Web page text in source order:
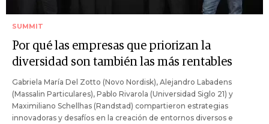
SUMMIT
Por qué las empresas que priorizan la
diversidad son también las más rentables
Gabriela María Del Zotto (Novo Nordisk), Alejandro Labadens
(Massalin Particulares), Pablo Rivarola (Universidad Siglo 21) y
Maximiliano Schellhas (Randstad) compartieron estrategias
innovadoras y desafíos en la creación de entornos diversos e